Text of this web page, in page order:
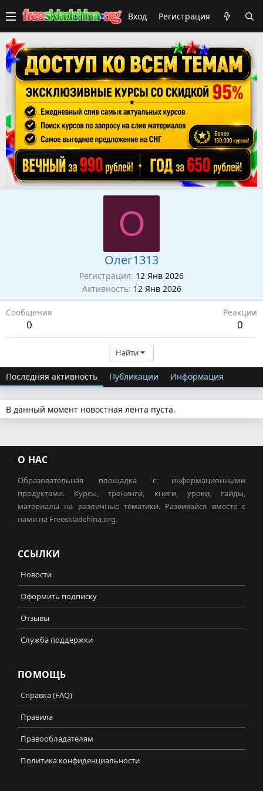
Вход Регистрация
О
Олег1313
Регистрация 12 Янв 2026
Активность 12 Янв 2026
Сообщения
0
Реакции
0
Найти
Последняя активность Публикации Информация
В данный момент новостная лента пуста.
О НАС
Образовательная площадка с информационными
продуктами. Курсы, тренинги, книги, уроки, гайды,
материалы на различные тематики. Развивайся вместе с
нами на Freeskladchina.org.
ССЫЛКИ
Новости
Оформить подписку
Отзывы
Служба поддержки
ПОМОЩЬ
Справка (FAQ)
Правила
Правообладателям
Политика конфиденциальности